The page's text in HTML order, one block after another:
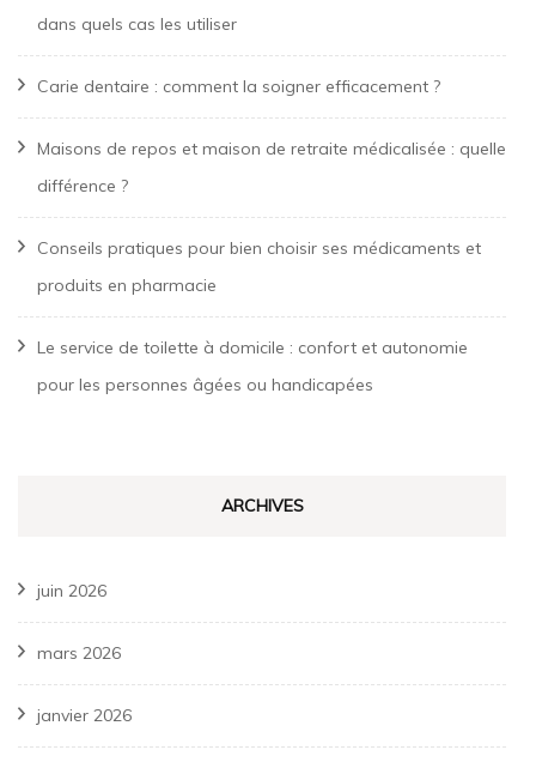
dans quels cas les utiliser
Carie dentaire : comment la soigner efficacement ?
Maisons de repos et maison de retraite médicalisée : quelle
différence ?
Conseils pratiques pour bien choisir ses médicaments et
produits en pharmacie
Le service de toilette à domicile : confort et autonomie
pour les personnes âgées ou handicapées
ARCHIVES
juin 2026
mars 2026
janvier 2026